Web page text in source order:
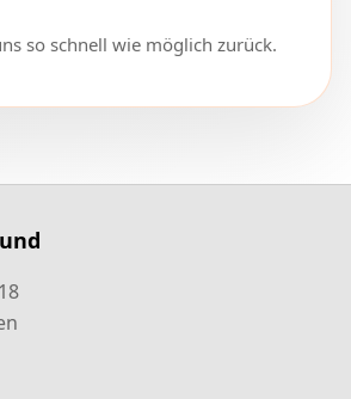
so schnell wie möglich zurück.